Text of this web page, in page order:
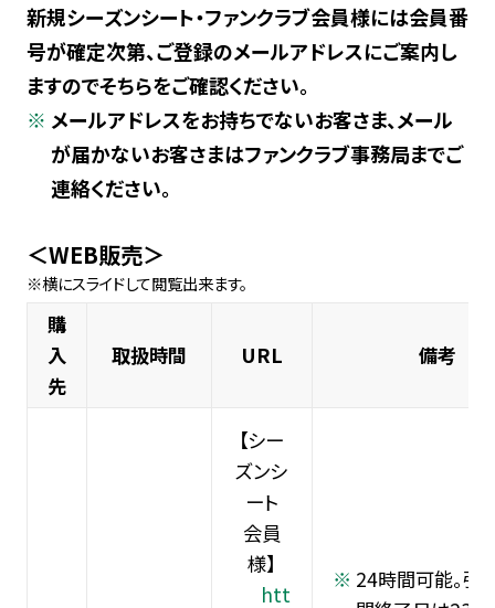
新規シーズンシート・ファンクラブ会員様には会員番
号が確定次第、ご登録のメールアドレスにご案内し
ますのでそちらをご確認ください。
メールアドレスをお持ちでないお客さま、メール
が届かないお客さまはファンクラブ事務局までご
連絡ください。
＜WEB販売＞
購
入
先
取扱時間 URL 備考
【シー
ズンシ
ート
会員
様】
htt
24時間可能。引